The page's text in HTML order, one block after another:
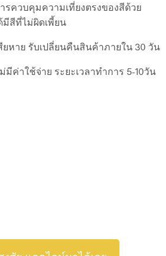
รควบคุมความเที่ยงตรงของสีด้วย
มีสีที่ไม่ผิดเพี้ยน
ยหาย รับเปลี่ยนคืนสินค้าภายใน 30 วัน
มีค่าใช้จ่าย ระยะเวลาทำการ 5-10วัน